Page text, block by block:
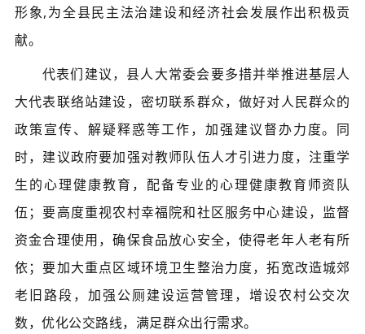
形象,为全县民主法治建设和经济社会发展作出积极贡
献。
代表们建议，县人大常委会要多措并举推进基层人
大代表联络站建设，密切联系群众，做好对人民群众的
政策宣传、解疑释惑等工作，加强建议督办力度。同
时，建议政府要加强对教师队伍人才引进力度，注重学
生的心理健康教育，配备专业的心理健康教育师资队
伍；要高度重视农村幸福院和社区服务中心建设，监督
资金合理使用，确保食品放心安全，使得老年人老有所
依；要加大重点区域环境卫生整治力度，拓宽改造城郊
老旧路段，加强公厕建设运营管理，增设农村公交次
数，优化公交路线，满足群众出行需求。